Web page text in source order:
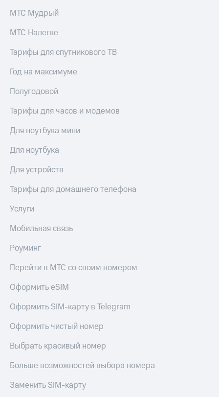
МТС Мудрый
МТС Налегке
Тарифы для спутникового ТВ
Год на максимуме
Полугодовой
Тарифы для часов и модемов
Для ноутбука мини
Для ноутбука
Для устройств
Тарифы для домашнего телефона
Услуги
Мобильная связь
Роуминг
Перейти в МТС со своим номером
Оформить eSIM
Оформить SIM-карту в Telegram
Оформить чистый номер
Выбрать красивый номер
Больше возможностей выбора номера
Заменить SIM-карту